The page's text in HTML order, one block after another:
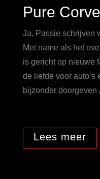
Pure
Ja, Passie schrijven
Met name als het
is gericht op nieuwe
de liefde voor auto’s
bijzonder
Lees meer